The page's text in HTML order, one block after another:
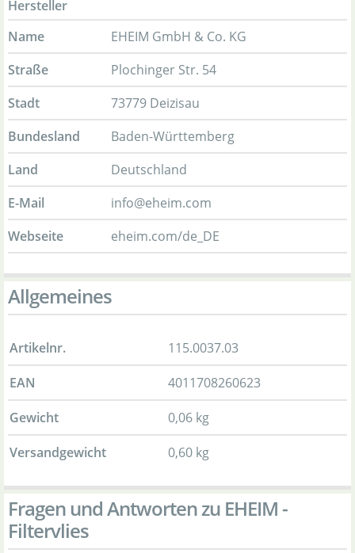
Hersteller
Name
EHEIM GmbH & Co. KG
Straße
Plochinger Str. 54
Stadt
73779 Deizisau
Bundesland
Baden-Württemberg
Land
Deutschland
E-Mail
info@eheim.com
Webseite
eheim.com/de_DE
Allgemeines
Artikelnr.
115.0037.03
EAN
4011708260623
Gewicht
0,06 kg
Versandgewicht
0,60 kg
Fragen und Antworten zu EHEIM -
Filtervlies